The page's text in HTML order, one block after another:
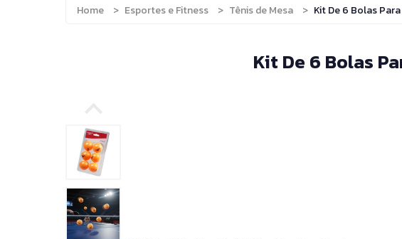
Brinquedos e Hobbies
Natação
Running
Tênis de Mesa
Home > Esportes e Fitness > Tênis de Mesa > Kit De 6 Bolas
Kit De 6 Bolas